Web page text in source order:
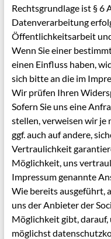
Rechtsgrundlage ist § 6
Datenverarbeitung
Öffentlichkeitsarbeit
Wenn Sie einer
einen Einfluss haben,
sich bitte an die im
Wir prüfen Ihren
Sofern Sie uns eine
stellen, verweisen wir
ggf. auch auf andere,
Vertraulichkeit
Möglichkeit, uns
Impressum genannte
Wie bereits ausgeführt,
uns der Anbieter der
Möglichkeit gibt, darauf,
möglichst